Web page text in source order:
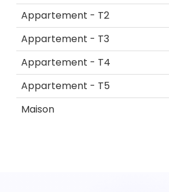
Appartement - T2
Appartement - T3
Appartement - T4
Appartement - T5
Maison